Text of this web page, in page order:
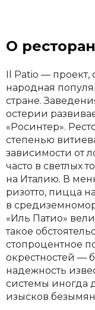
О
Il Patio — проект,
народная
стране.
остерии
«Росинтер».
степенью
зависимости от
часто в светлых
на Италию. В
ризотто, пицца
в
«Иль Патио»
такое
стопроцентное
окрестностей —
надежность
системы иногда
изысков